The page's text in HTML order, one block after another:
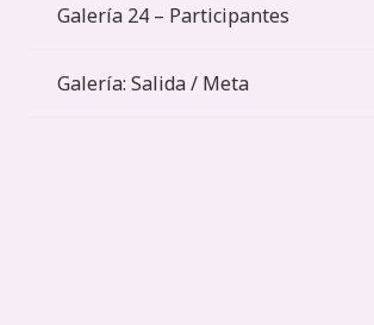
Galería 24 – Participantes
Galería: Salida / Meta